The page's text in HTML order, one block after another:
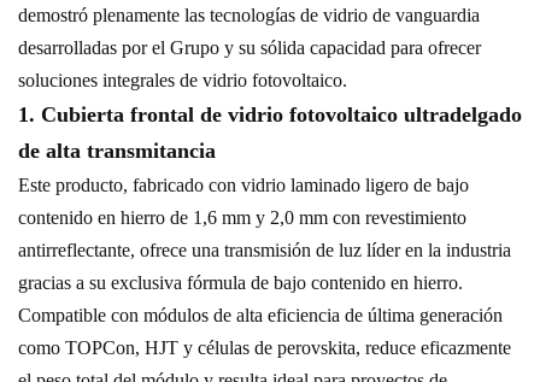
demostró plenamente las tecnologías de vidrio de vanguardia
desarrolladas por el Grupo y su sólida capacidad para ofrecer
soluciones integrales de vidrio fotovoltaico.
1. Cubierta frontal de vidrio fotovoltaico ultradelgado
de alta transmitancia
Este producto, fabricado con vidrio laminado ligero de bajo
contenido en hierro de 1,6 mm y 2,0 mm con revestimiento
antirreflectante, ofrece una transmisión de luz líder en la industria
gracias a su exclusiva fórmula de bajo contenido en hierro.
Compatible con módulos de alta eficiencia de última generación
como TOPCon, HJT y células de perovskita, reduce eficazmente